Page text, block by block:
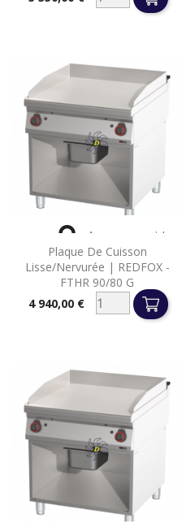
Prix
Plaque De Cuisson
Lisse/nervurée | REDFOX -
FTHR 90/80 G
Prix4 940,00 €
 Aperçu rapide